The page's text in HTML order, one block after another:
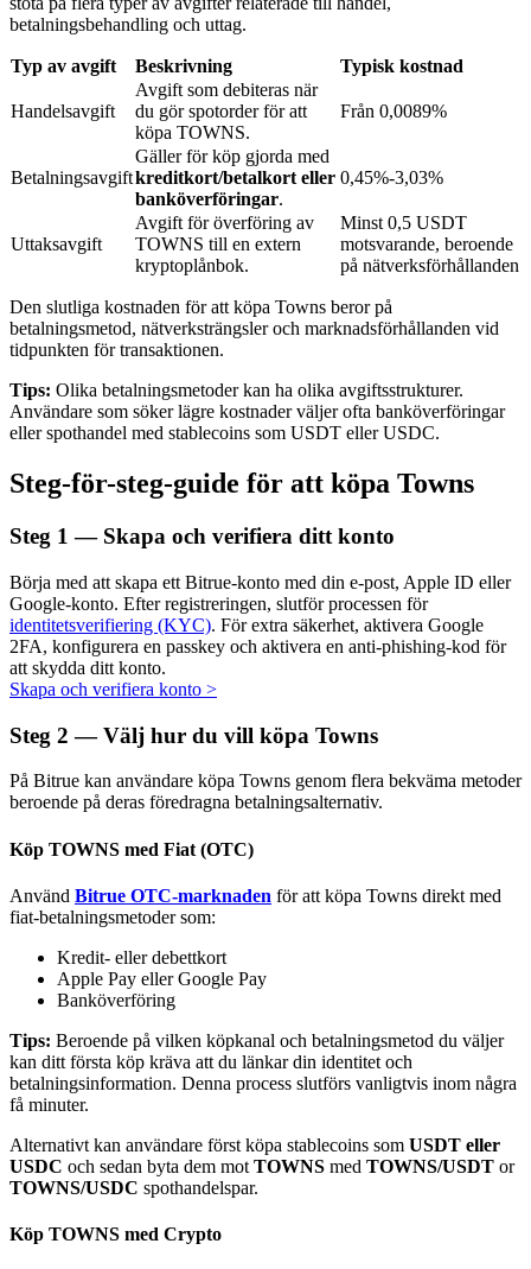
BTR-låsningar
Exklusiva investeringar för BTR-innehavare
Lån
Kryptostödd lånetjänst
Auto Invest
Ta långsiktig vinst och flexibla intressen
Lär dig Staking
Lär dig mer om att tjäna passiv inkomst
Bitrue
AI
betalningsbehandling och uttag.
Typ av avgift Beskrivning Typisk kostnad
Handelsavgift
Avgift som debiteras när
du gör spotorder för att
köpa TOWNS.
Från 0,0089%
Betalningsavgift
Gäller för köp gjorda med
kreditkort/betalkort eller
banköverföringar.
0,45%-3,03%
Uttaksavgift
Avgift för överföring av
TOWNS till en extern
kryptoplånbok.
Minst 0,5 USDT
motsvarande, beroende
på nätverksförhållanden
Den slutliga kostnaden för att köpa Towns beror på
betalningsmetod, nätverksträngsler och marknadsförhållanden vid
tidpunkten för transaktionen.
Tips: Olika betalningsmetoder kan ha olika avgiftsstrukturer.
Användare som söker lägre kostnader väljer ofta banköverföringar
eller spothandel med stablecoins som USDT eller USDC.
Steg-för-steg-guide för att köpa Towns
Steg 1 — Skapa och verifiera ditt konto
Börja med att skapa ett Bitrue-konto med din e-post, Apple ID eller
Google-konto. Efter registreringen, slutför processen för
identitetsverifiering (KYC). För extra säkerhet, aktivera Google
2FA, konfigurera en passkey och aktivera en anti-phishing-kod för
att skydda ditt konto.
Skapa och verifiera konto >
Steg 2 — Välj hur du vill köpa Towns
På Bitrue kan användare köpa Towns genom flera bekväma metoder
beroende på deras föredragna betalningsalternativ.
Köp TOWNS med Fiat (OTC)
Använd Bitrue OTC-marknaden för att köpa Towns direkt med
fiat-betalningsmetoder som:
Kredit- eller debettkort
Apple Pay eller Google Pay
Banköverföring
Tips: Beroende på vilken köpkanal och betalningsmetod du väljer
kan ditt första köp kräva att du länkar din identitet och
betalningsinformation. Denna process slutförs vanligtvis inom några
få minuter.
Alternativt kan användare först köpa stablecoins som USDT eller
USDC och sedan byta dem mot TOWNS med TOWNS/USDT or
TOWNS/USDC spothandelspar.
Köp TOWNS med Crypto